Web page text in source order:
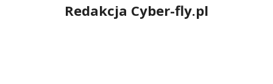
Redakcja Cyber-fly.pl